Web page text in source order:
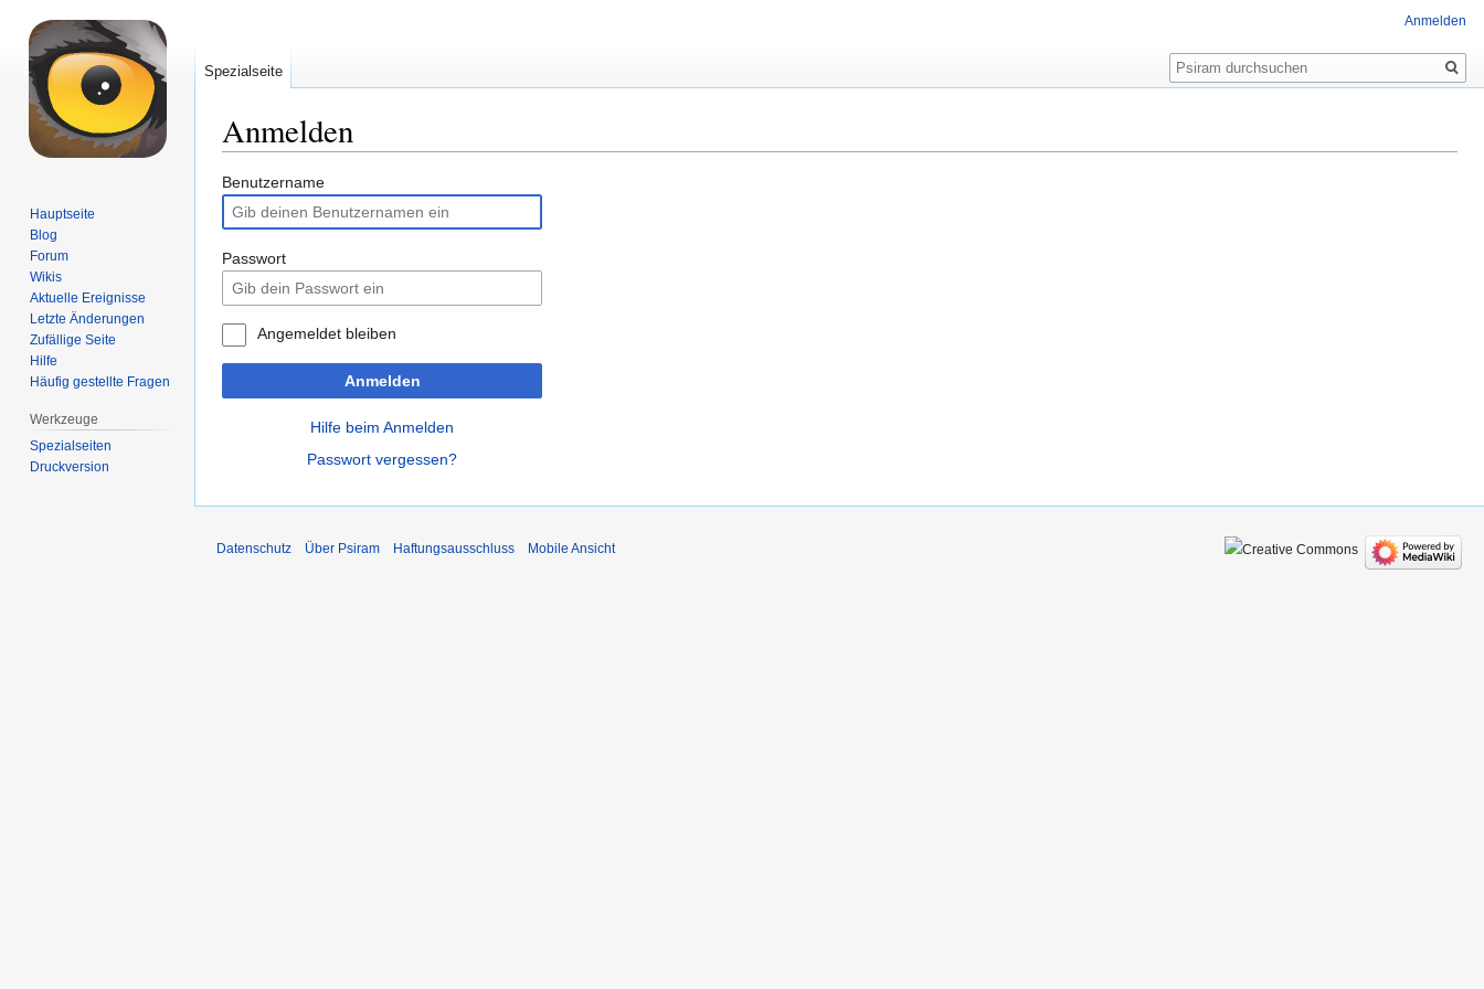
Anmelden
Zur
Navigation
springen
Zur
Suche
springen
Benutzername
Passwort
Angemeldet bleiben
Anmelden
Hilfe beim Anmelden
Passwort vergessen?
Anmelden
Spezialseite
Suche
Hauptseite
Blog
Forum
Wikis
Aktuelle Ereignisse
Letzte Änderungen
Zufällige Seite
Hilfe
Häufig gestellte Fragen
Werkzeuge
Spezialseiten
Druckversion
Datenschutz Über Psiram Haftungsausschluss Mobile Ansicht